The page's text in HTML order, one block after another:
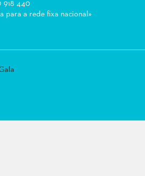
918 440
para a rede fixa nacional»